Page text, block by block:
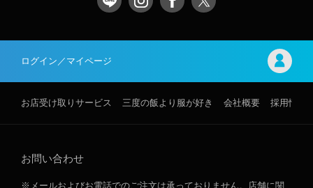
ログイン／マイページ
お店受け取りサービス 三度の飯より服が好き 会社概要 採用情報
お問い合わせ
※メールおよびお電話でのご注文は承っておりません。店舗に関